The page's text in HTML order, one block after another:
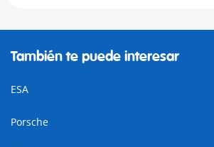
También te puede interesar
ESA
Porsche